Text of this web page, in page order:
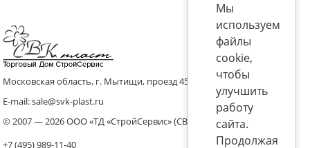
Московская область, г. Мытищи, проезд 4536 владение 8, стр.10
E-mail: sale@svk-plast.ru
© 2007 — 2026 ООО «ТД «СтройСервис» (СВК)
+7 (495) 989-11-40
Мы
используем
файлы
cookie,
чтобы
улучшить
работу
сайта.
Продолжая